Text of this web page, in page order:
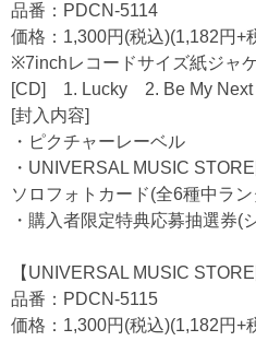
品番：PDCN-5114
価格：1,300円(税込)(1,182円+
※7inchレコードサイズ紙ジャ
[CD] 1. Lucky 2. Be My
[封入内容]
・ピクチャーレーベル
・UNIVERSAL MUSIC
ソロフォトカード(全6種中ラ
・購入者限定特典応募抽選券(
【UNIVERSAL MUSIC
品番：PDCN-5115
価格：1,300円(税込)(1,182円+